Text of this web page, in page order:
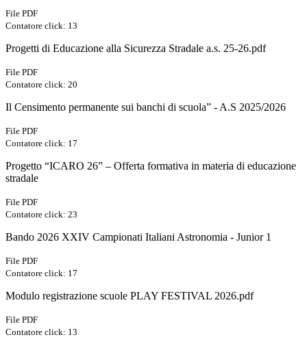
File PDF
Contatore click: 13
Progetti di Educazione alla Sicurezza Stradale a.s. 25-26.pdf
File PDF
Contatore click: 20
Il Censimento permanente sui banchi di scuola” - A.S 2025/2026
File PDF
Contatore click: 17
Progetto “ICARO 26” – Offerta formativa in materia di educazione
stradale
File PDF
Contatore click: 23
Bando 2026 XXIV Campionati Italiani Astronomia - Junior 1
File PDF
Contatore click: 17
Modulo registrazione scuole PLAY FESTIVAL 2026.pdf
File PDF
Contatore click: 13